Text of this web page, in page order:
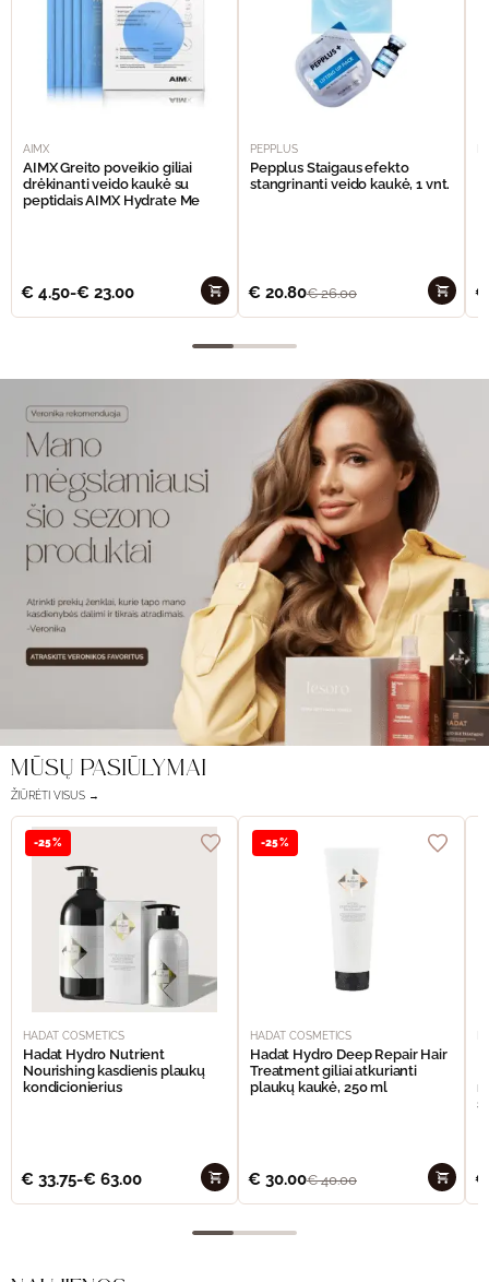
AIMX
AIMX Greito poveikio giliai
drėkinanti veido kaukė su
peptidais AIMX Hydrate Me
€ 4.50-€ 23.00
PEPPLUS
Pepplus Staigaus efekto
stangrinanti veido kaukė, 1 vnt.
€ 20.80€26.00 €
MŪSŲ PASIŪLYMAI
ŽIŪRĖTI VISUS →
-25%
HADAT COSMETICS
Hadat Hydro Nutrient
Nourishing kasdienis plaukų
kondicionierius
€ 33.75-€ 63.00
-25%
HADAT COSMETICS
Hadat Hydro Deep Repair Hair
Treatment giliai atkurianti
plaukų kaukė, 250 ml
€ 30.00€40.00 €